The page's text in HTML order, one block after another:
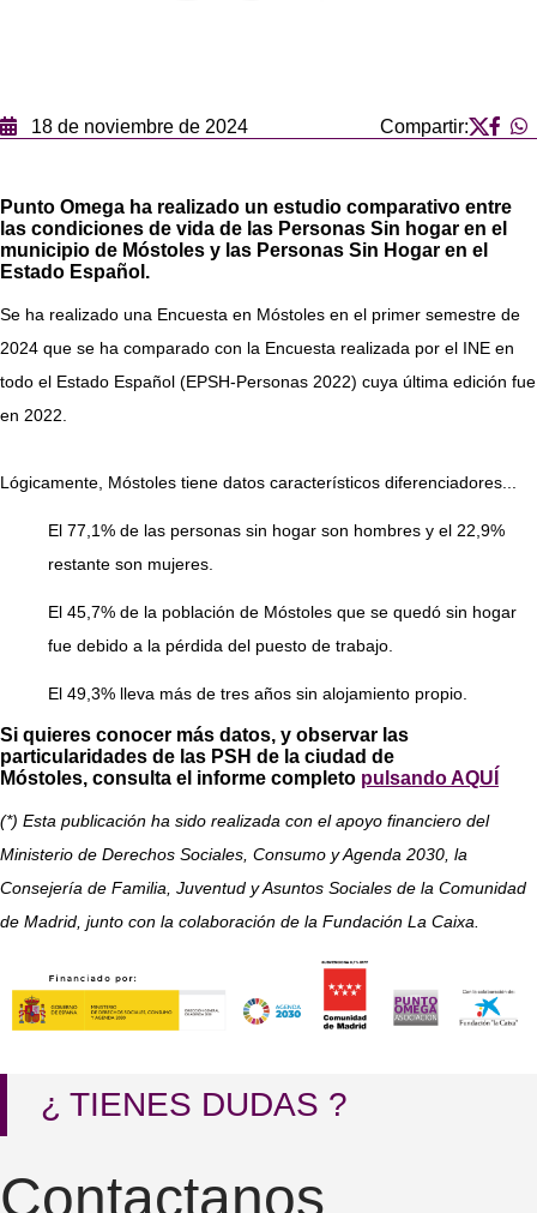
18 de noviembre de 2024 Compartir:
Punto Omega ha realizado un estudio comparativo entre
las condiciones de vida de las Personas Sin hogar en el
municipio de Móstoles y las Personas Sin Hogar en el
Estado Español.
Se ha realizado una Encuesta en Móstoles en el primer semestre de
2024 que se ha comparado con la Encuesta realizada por el INE en
todo el Estado Español (EPSH-Personas 2022) cuya última edición fue
en 2022.
Lógicamente, Móstoles tiene datos característicos diferenciadores...
El 77,1% de las personas sin hogar son hombres y el 22,9%
restante son mujeres.
El 45,7% de la población de Móstoles que se quedó sin hogar
fue debido a la pérdida del puesto de trabajo.
El 49,3% lleva más de tres años sin alojamiento propio.
Si quieres conocer más datos, y observar las
particularidades de las PSH de la ciudad de
Móstoles, consulta el informe completo pulsando AQUÍ
(*) Esta publicación ha sido realizada con el apoyo financiero del
Ministerio de Derechos Sociales, Consumo y Agenda 2030, la
Consejería de Familia, Juventud y Asuntos Sociales de la Comunidad
de Madrid, junto con la colaboración de la Fundación La Caixa.
¿ TIENES DUDAS ?
Contactanos